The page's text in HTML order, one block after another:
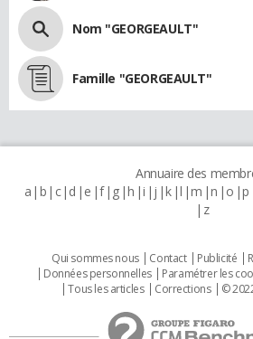
Nom "GEORGEAULT"
Famille "GEORGEAULT"
Annuaire des
a b c d e f g h i j k l m n o p
z
Qui sommes nous Contact Publicité
Données personnelles
Paramétrer les
Tous les articles
Corrections ©